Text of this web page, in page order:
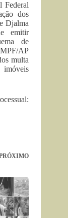
Federal
dos
Djalma
emitir
de
AP
multa